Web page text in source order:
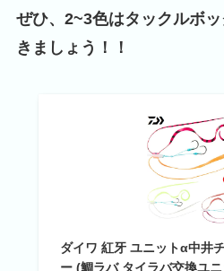
ぜひ、2~3色はタックルボ
きましょう！！
ダイワ 紅牙 ユニットα中井
ー (鯛ラバ タイラバ交換ユ